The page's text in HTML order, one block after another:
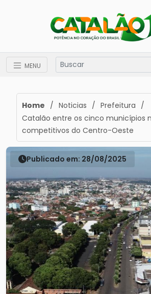
MENU
Home / Noticias / Prefeitura /
Catalão entre os cinco municípios
competitivos do Centro-Oeste
Publicado em: 28/08/2025